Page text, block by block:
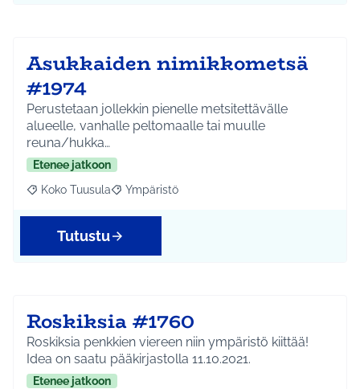
Asukkaiden nimikkometsä
#1974
Perustetaan jollekkin pienelle metsitettävälle
alueelle, vanhalle peltomaalle tai muulle
reuna/hukka…
Etenee jatkoon
Rajaa tulokset aihepiirin mukaan: Koko Tuusula
Koko Tuusula Rajaa tulokset teeman mukaan: Ympäristö
Ympäristö
Tutustu
Roskiksia #1760
Roskiksia penkkien viereen niin ympäristö kiittää!
Idea on saatu pääkirjastolla 11.10.2021.
Etenee jatkoon